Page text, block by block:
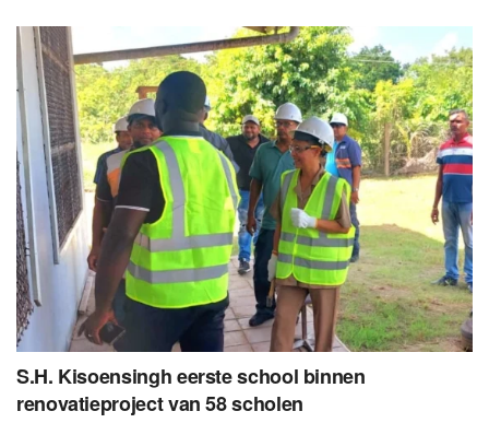
S.H. Kisoensingh eerste school binnen
renovatieproject van 58 scholen